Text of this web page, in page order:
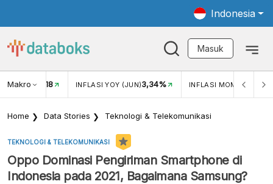
Indonesia
Masuk
Makro
USD/IDR 18 INFLASI YOY (JUN)3,34% INFLASI MOM (JUN)
Home Data Stories Teknologi & Telekomunikasi
TEKNOLOGI & TELEKOMUNIKASI
Oppo Dominasi Pengiriman Smartphone di
Indonesia pada 2021, Bagaimana Samsung?